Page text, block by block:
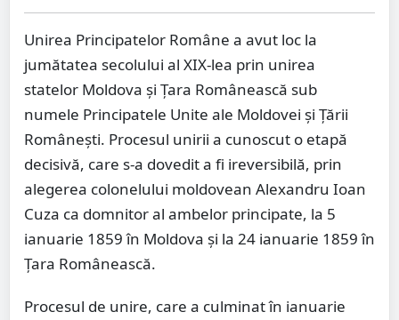
Unirea Principatelor Române a avut loc la
jumătatea secolului al XIX-lea prin unirea
statelor Moldova și Țara Românească sub
numele Principatele Unite ale Moldovei și Țării
Românești. Procesul unirii a cunoscut o etapă
decisivă, care s-a dovedit a fi ireversibilă, prin
alegerea colonelului moldovean Alexandru Ioan
Cuza ca domnitor al ambelor principate, la 5
ianuarie 1859 în Moldova și la 24 ianuarie 1859 în
Țara Românească.
Procesul de unire, care a culminat în ianuarie